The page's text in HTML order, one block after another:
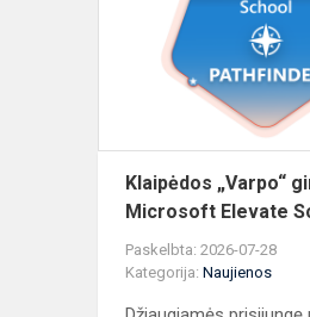
Klaipėdos „Varpo“
Microsoft Elevate
Paskelbta: 2026-07-28
Kategorija: Naujienos